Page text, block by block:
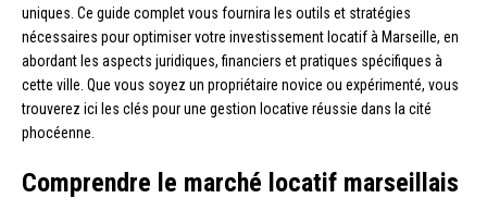
uniques. Ce guide complet vous fournira les outils et stratégies
nécessaires pour optimiser votre investissement locatif à Marseille, en
abordant les aspects juridiques, financiers et pratiques spécifiques à
cette ville. Que vous soyez un propriétaire novice ou expérimenté, vous
trouverez ici les clés pour une gestion locative réussie dans la cité
phocéenne.
Comprendre le marché locatif marseillais